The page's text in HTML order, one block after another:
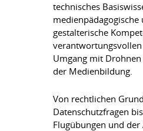
technisches
medienpädagogische
gestalterische
Umgang mit Drohnen
der Medienbildung.
Von rechtlichen
Datenschutzfragen
Flugübungen und